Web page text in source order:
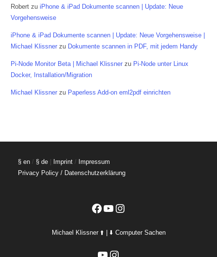
Robert zuiPhone & iPad Dokumente scannen | Update: Neue
Vorgehensweise
iPhone & iPad Dokumente scannen | Update: Neue Vorgehensweise |
Michael Klissner zu Dokumente scannen in PDF, mit jedem Handy
Pi-Node Monitor Beta | Michael Klissner zu Pi-Node unter Linux
Docker, Installation/Migration
Michael Klissner zu Paperless Add-on eml2pdf einrichten
§ en / § de Imprint / Impressum
Privacy Policy / Datenschutzerklärung
Facebook
YouTubeInstagram
Michael Klissner ⬆️ | ⬇️ Computer Sachen
YouTubeInstagram